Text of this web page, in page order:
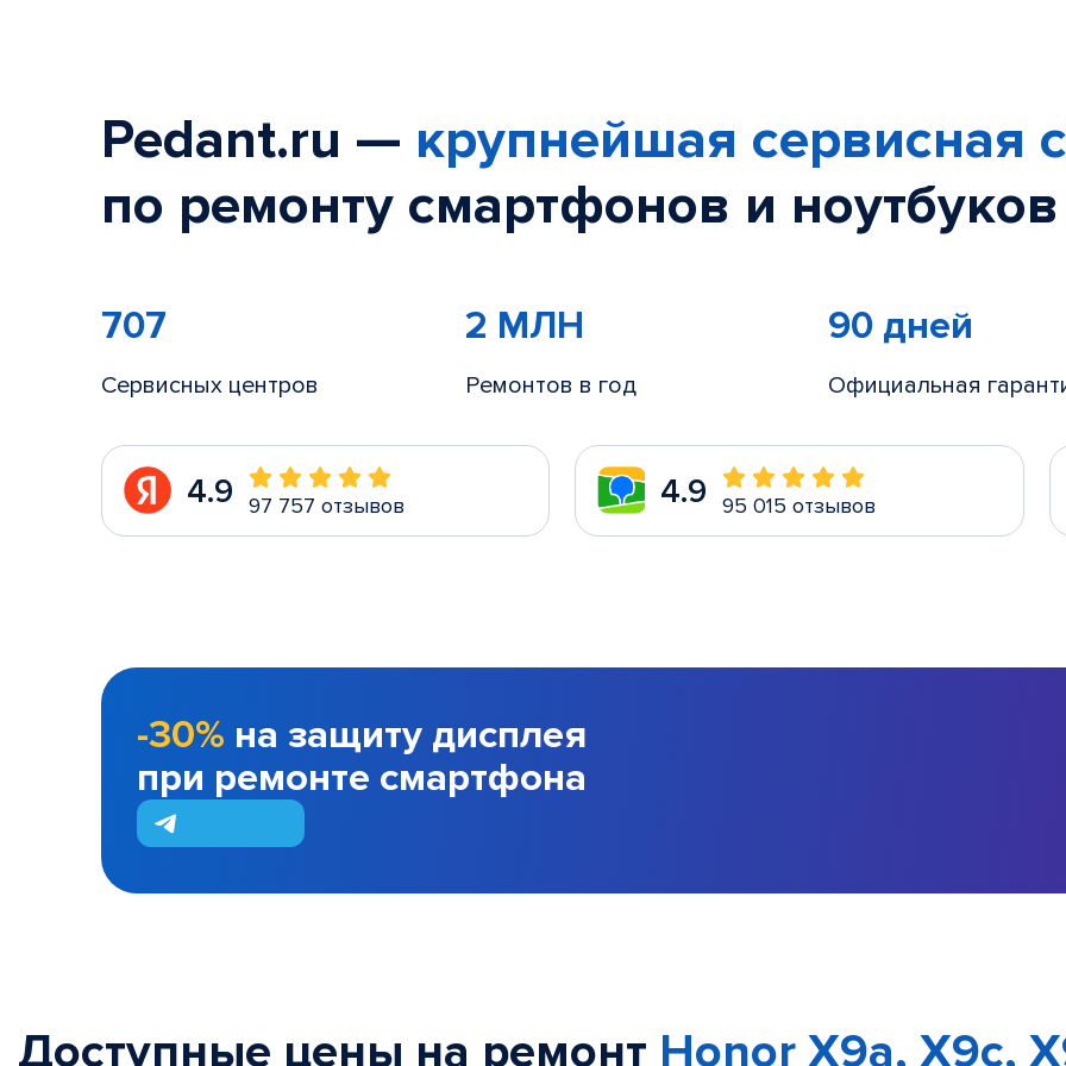
Pedant.ru — крупнейшая сервисная
по ремонту смартфонов и
707
Сервисных центров
2 МЛН
Ремонтов в год
90 дней
Официальная
4.9 97 757 отзывов 4.9 95 015 отзывов
-30% на защиту дисплея
при ремонте смартфона
Доступные цены на ремонт Honor X9a, X9c,